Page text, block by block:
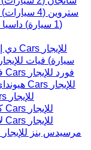
ستروين (
4 سيارات)
(
1 سيارة) داسيا
سيارة) فيات
فورد
مرسيدس بنز